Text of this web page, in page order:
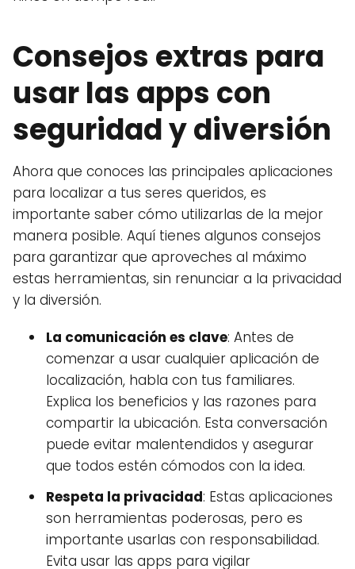
Consejos extras para
usar las apps con
seguridad y diversión
Ahora que conoces las principales aplicaciones
para localizar a tus seres queridos, es
importante saber cómo utilizarlas de la mejor
manera posible. Aquí tienes algunos consejos
para garantizar que aproveches al máximo
estas herramientas, sin renunciar a la privacidad
y la diversión.
La comunicación es clave: Antes de
comenzar a usar cualquier aplicación de
localización, habla con tus familiares.
Explica los beneficios y las razones para
compartir la ubicación. Esta conversación
puede evitar malentendidos y asegurar
que todos estén cómodos con la idea.
Respeta la privacidad: Estas aplicaciones
son herramientas poderosas, pero es
importante usarlas con responsabilidad.
Evita usar las apps para vigilar